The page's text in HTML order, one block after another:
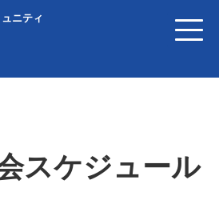
ニティ
スケジュール